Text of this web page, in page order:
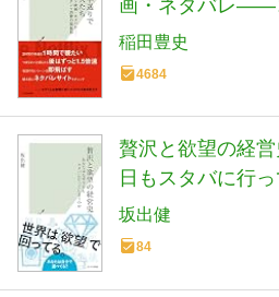
画・ネタバレ――
在形 (光文社新書)
稲田豊史
4684
贅沢と欲望の経
日もスタバに行
新書 1407)
坂出健
84